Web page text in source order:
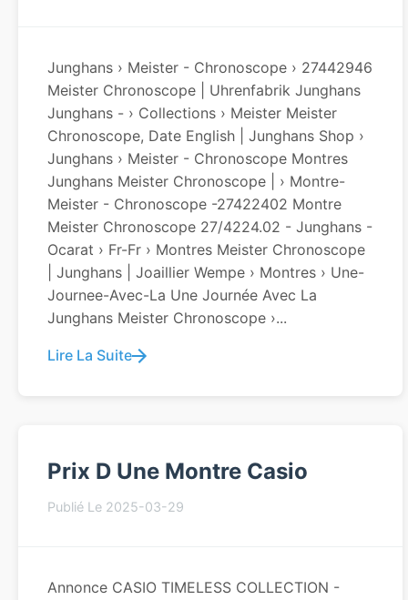
Junghans › Meister - Chronoscope › 27442946
Meister Chronoscope | Uhrenfabrik Junghans
Junghans - › Collections › Meister Meister
Chronoscope, Date English | Junghans Shop ›
Junghans › Meister - Chronoscope Montres
Junghans Meister Chronoscope | › Montre-
Meister - Chronoscope -27422402 Montre
Meister Chronoscope 27/4224.02 - Junghans -
Ocarat › Fr-Fr › Montres Meister Chronoscope
| Junghans | Joaillier Wempe › Montres › Une-
Journee-Avec-La Une Journée Avec La
Junghans Meister Chronoscope ›...
Lire La Suite
Prix D Une Montre Casio
Publié Le 2025-03-29
Annonce CASIO TIMELESS COLLECTION -